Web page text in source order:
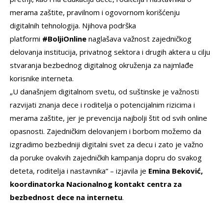
merama zaštite, pravilnom i ogovornom korišćenju
digitalnih tehnologija. Njihova podrška
platformi #BoljiOnline naglašava važnost zajedničkog
delovanja institucija, privatnog sektora i drugih aktera u cilju
stvaranja bezbednog digitalnog okruženja za najmlađe
korisnike interneta.
„U današnjem digitalnom svetu, od suštinske je važnosti
razvijati znanja dece i roditelja o potencijalnim rizicima i
merama zaštite, jer je prevencija najbolji štit od svih online
opasnosti. Zajedničkim delovanjem i borbom možemo da
izgradimo bezbedniji digitalni svet za decu i zato je važno
da poruke ovakvih zajedničkih kampanja dopru do svakog
deteta, roditelja i nastavnika“ – izjavila je Emina Beković,
koordinatorka Nacionalnog kontakt centra za
bezbednost dece na internetu.